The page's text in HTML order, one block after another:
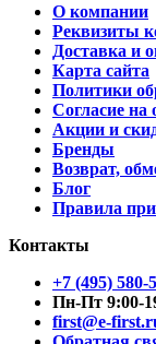
О компании
Реквизиты
Доставка и
Карта сайта
Политики
Согласие на
Акции и
Бренды
Возврат,
Блог
Правила
Контакты
+7 (495) 580-
Пн-Пт 9:00-
first@e-